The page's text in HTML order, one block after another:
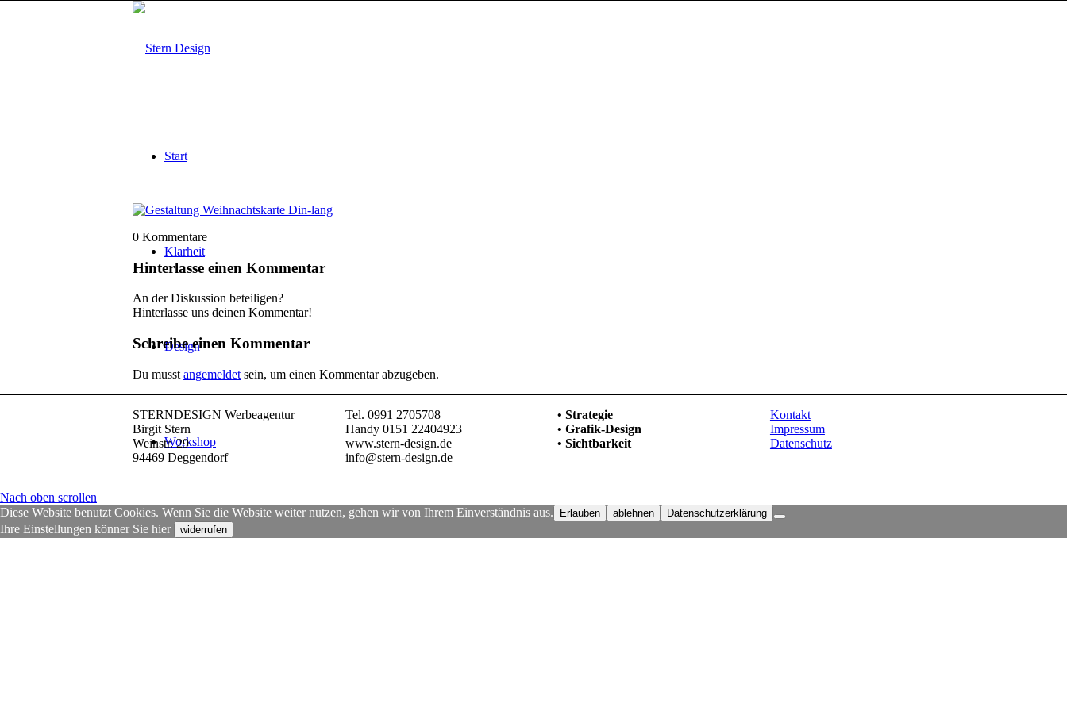
Start
Klarheit
Design
Workshop
Karten-Set
0 Kommentare
Hinterlasse einen Kommentar
An der Diskussion beteiligen?
Hinterlasse uns deinen Kommentar!
Schreibe einen Kommentar
Du musst angemeldet sein, um einen Kommentar abzugeben.
STERNDESIGN Werbeagentur
Birgit Stern
Weinstr. 29
94469 Deggendorf
Tel. 0991 2705708
Handy 0151 22404923
www.stern-design.de
info@stern-design.de
• Strategie
• Grafik-Design
• Sichtbarkeit
Kontakt
Impressum
Datenschutz
Nach oben scrollen
Diese Website benutzt Cookies. Wenn Sie die Website weiter nutzen, gehen wir von Ihrem Einverständnis aus.
Erlauben ablehnen Datenschutzerklärung
Ihre Einstellungen könner Sie hier widerrufen